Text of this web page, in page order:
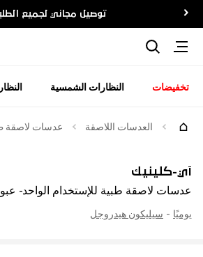
توصيل مجاني لجميع
تخفيضات النظارات الشمسية
العدسات اللاصقة عدسات لاصقة
آي-كلينيك
عدسات لاصقة طبية للإستخدام الواحد - عبوة من
يوميًا - سيليكون هيدروجل